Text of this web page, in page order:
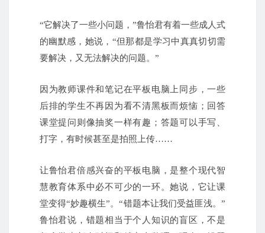
“它解决了一些小问题，”鲁怡君有着一些成人式
的幽默感，她说，“但那都是学习中真真切切需
要解决，又无法解决的问题。”
因为教师课件和笔记在平板电脑上同步，一些
后排的学生不再因为看不清黑板而烦恼；回答
课堂提问则像抽奖一样有趣；答题可以手写、
打字，有时候甚至是拍照上传……
让鲁怡君倍感兴奋的平板电脑，是整个现代智
慧教育体系中必不可少的一环。她说，它让课
堂变得“妙趣横生”。“错题本让我们受益匪浅。”
鲁怡君说，错题相当于个人知识的盲区，不是